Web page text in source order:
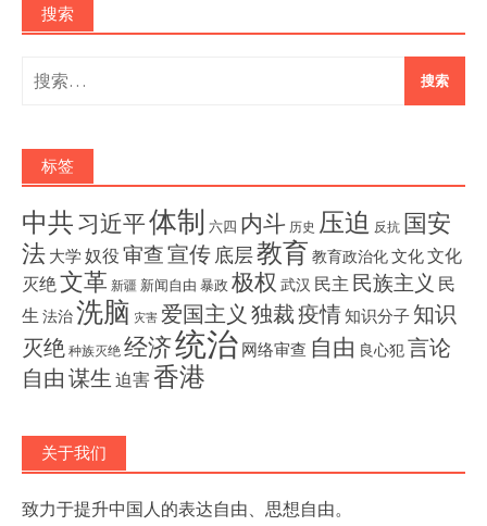
搜索
搜
索：
标签
中共习近平体制 六四 内斗 历史 压迫 反抗 国安
法 大学 奴役 审查宣传底层教育 教育政治化文化文化
灭绝文革 新疆 新闻自由 暴政 极权 武汉 民主 民族主义 民
生 法治洗脑 灾害 爱国主义 独裁疫情知识分子 知识
灭绝 种族灭绝 经济统治 网络审查 自由 良心犯言论
自由 谋生 迫害香港
关于我们
致力于提升中国人的表达自由、思想自由。